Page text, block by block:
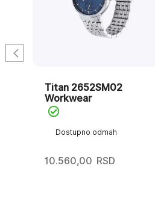
Dostupno odmah
Titan 2652SM02
Workwear
10.560,00 RSD